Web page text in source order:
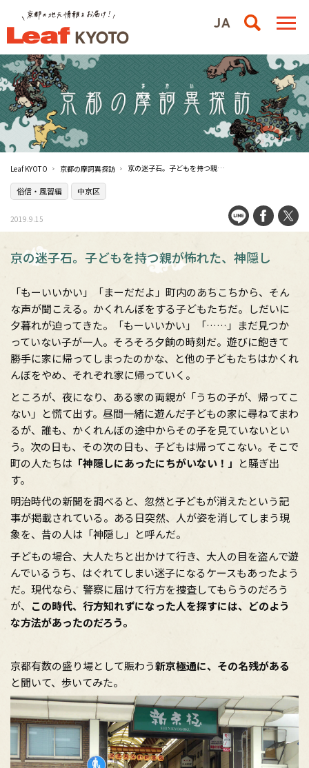
Leaf KYOTO 京都の摩訶異探訪 京の迷子石。子どもを持つ親が怖れた、神隠し
俗信・風習編 中京区
2019.9.15
京の迷子石。子どもを持つ親が怖れた、神隠し
「もーいいかい」「まーだだよ」町内のあちこちから、そん
な声が聞こえる。かくれんぼをする子どもたちだ。しだいに
夕暮れが迫ってきた。「もーいいかい」「……」まだ見つか
っていない子が一人。そろそろ夕餉の時刻だ。遊びに飽きて
勝手に家に帰ってしまったのかな、と他の子どもたちはかくれ
んぼをやめ、それぞれ家に帰っていく。
ところが、夜になり、ある家の両親が「うちの子が、帰ってこ
ない」と慌て出す。昼間一緒に遊んだ子どもの家に尋ねてまわ
るが、誰も、かくれんぼの途中からその子を見ていないとい
う。次の日も、その次の日も、子どもは帰ってこない。そこで
町の人たちは 「神隠しにあったにちがいない！」 と騒ぎ出
す。
明治時代の新聞を調べると、忽然と子どもが消えたという記
事が掲載されている。ある日突然、人が姿を消してしまう現
象を、昔の人は「神隠し」と呼んだ。
子どもの場合、大人たちと出かけて行き、大人の目を盗んで遊
んでいるうち、はぐれてしまい迷子になるケースもあったよう
だ。現代なら、警察に届けて行方を捜査してもらうのだろう
が、 この時代、行方知れずになった人を探すには、どのよう
な方法があったのだろう。
京都有数の盛り場として賑わう新京極通に、その名残がある
と聞いて、歩いてみた。